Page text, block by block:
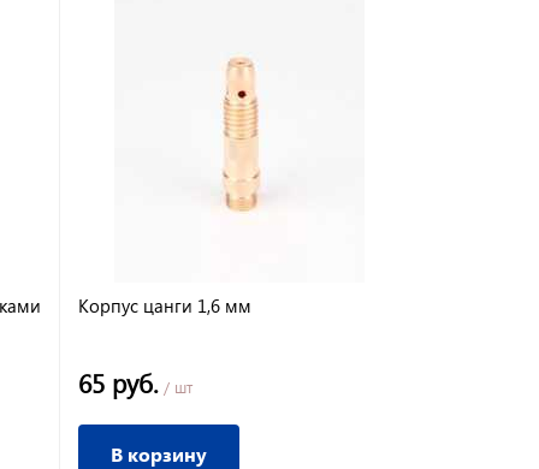
Корпус цанги 1,6 мм
65 руб. / шт
В корзину